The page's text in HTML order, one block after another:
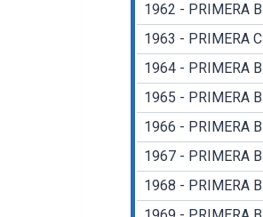
1962 - PRIMERA B
1963 - PRIMERA C
1964 - PRIMERA B
1965 - PRIMERA B
1966 - PRIMERA B
1967 - PRIMERA B
1968 - PRIMERA B